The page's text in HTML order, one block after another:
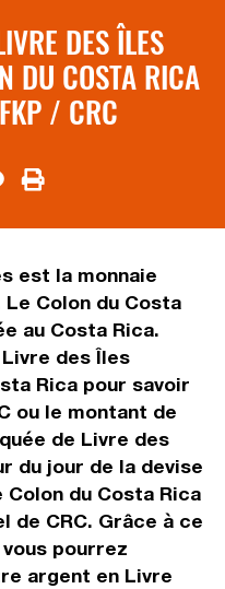
DES ÎLES
DU COSTA RICA
/ CRC
est la monnaie
Colon du Costa
au Costa Rica.
des Îles
Rica pour savoir
ou le montant de
de Livre des
du jour de la devise
Colon du Costa Rica
de CRC. Grâce à ce
pourrez
argent en Livre